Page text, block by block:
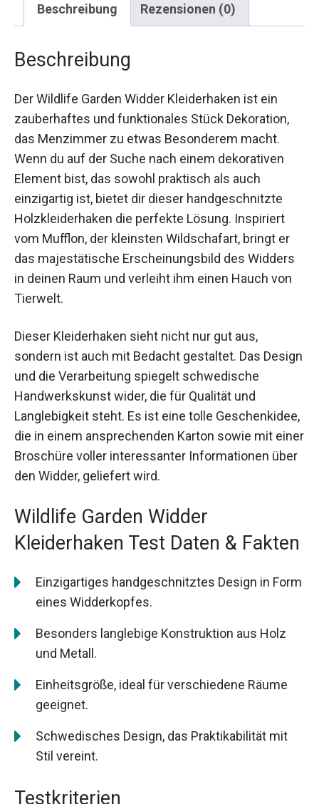
Beschreibung Rezensionen (0)
Beschreibung
Der Wildlife Garden Widder Kleiderhaken ist ein
zauberhaftes und funktionales Stück Dekoration,
das Menzimmer zu etwas Besonderem macht.
Wenn du auf der Suche nach einem dekorativen
Element bist, das sowohl praktisch als auch
einzigartig ist, bietet dir dieser handgeschnitzte
Holzkleiderhaken die perfekte Lösung. Inspiriert
vom Mufflon, der kleinsten Wildschafart, bringt er
das majestätische Erscheinungsbild des Widders
in deinen Raum und verleiht ihm einen Hauch von
Tierwelt.
Dieser Kleiderhaken sieht nicht nur gut aus,
sondern ist auch mit Bedacht gestaltet. Das Design
und die Verarbeitung spiegelt schwedische
Handwerkskunst wider, die für Qualität und
Langlebigkeit steht. Es ist eine tolle Geschenkidee,
die in einem ansprechenden Karton sowie mit einer
Broschüre voller interessanter Informationen über
den Widder, geliefert wird.
Wildlife Garden Widder
Kleiderhaken Test Daten & Fakten
Einzigartiges handgeschnitztes Design in Form
eines Widderkopfes.
Besonders langlebige Konstruktion aus Holz
und Metall.
Einheitsgröße, ideal für verschiedene Räume
geeignet.
Schwedisches Design, das Praktikabilität mit
Stil vereint.
Testkriterien